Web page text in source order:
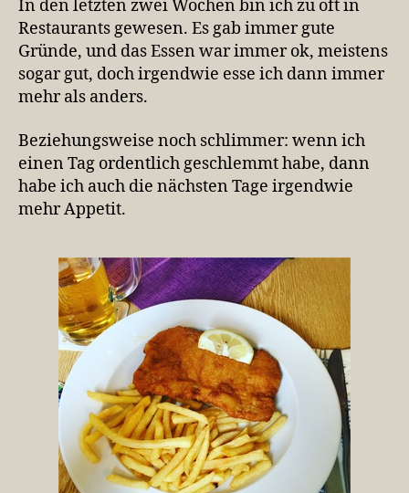
In den letzten zwei Wochen bin ich zu oft in
Restaurants gewesen. Es gab immer gute
Gründe, und das Essen war immer ok, meistens
sogar gut, doch irgendwie esse ich dann immer
mehr als anders.
Beziehungsweise noch schlimmer: wenn ich
einen Tag ordentlich geschlemmt habe, dann
habe ich auch die nächsten Tage irgendwie
mehr Appetit.